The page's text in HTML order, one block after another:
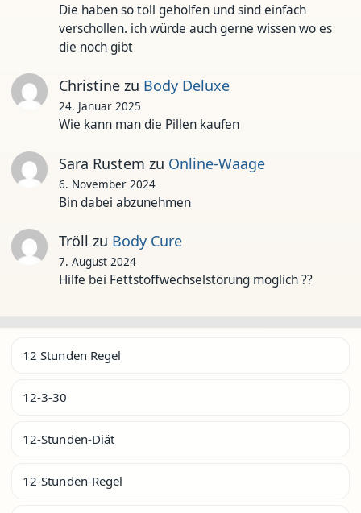
Die haben so toll geholfen und sind einfach
verschollen. ich würde auch gerne wissen wo es
die noch gibt
Christinezu Body Deluxe
24. Januar 2025
Wie kann man die Pillen kaufen
Sara Rustem zu Online-Waage
6. November 2024
Bin dabei abzunehmen
Tröll zu Body Cure
7. August 2024
Hilfe bei Fettstoffwechselstörung möglich ??
12 Stunden Regel
12-3-30
12-Stunden-Diät
12-Stunden-Regel